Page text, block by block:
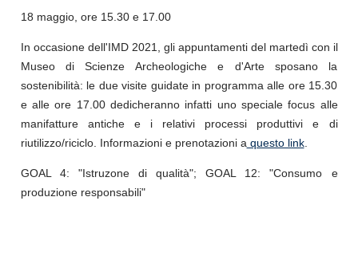
18 maggio, ore 15.30 e 17.00
In occasione dell'IMD 2021, gli appuntamenti del martedì con il
Museo di Scienze Archeologiche e d'Arte sposano la
sostenibilità: le due visite guidate in programma alle ore 15.30
e alle ore 17.00 dedicheranno infatti uno speciale focus alle
manifatture antiche e i relativi processi produttivi e di
riutilizzo/riciclo. Informazioni e prenotazioni a questo link.
GOAL 4: "Istruzone di qualità"; GOAL 12: "Consumo e
produzione responsabili"